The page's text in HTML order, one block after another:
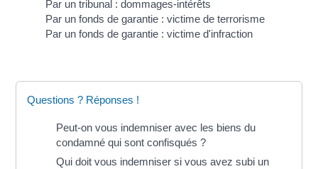
Par un tribunal : dommages-intérêts
Par un fonds de garantie : victime de terrorisme
Par un fonds de garantie : victime d'infraction
Questions ? Réponses !
Peut-on vous indemniser avec les biens du
condamné qui sont confisqués ?
Qui doit vous indemniser si vous avez subi un